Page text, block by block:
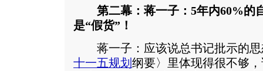
第二幕：蒋一子：5年内60%的
是“假货”！
蒋一子：应该说总书记批示的思
十一五规划 纲要〉里体现得很不够